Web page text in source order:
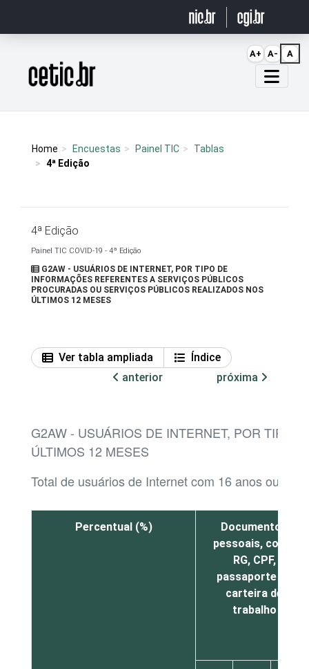
Página inicial
Home Encuestas Painel TIC
Tablas
4ª Edição
4ª Edição
Painel TIC COVID-19 - 4ª Edição
G2AW - USUÁRIOS DE INTERNET, POR TIPO DE
INFORMAÇÕES REFERENTES A SERVIÇOS PÚBLICOS
PROCURADAS OU SERVIÇOS PÚBLICOS REALIZADOS NOS
ÚLTIMOS 12 MESES
Ver tabla ampliada
Índice
anterior
próxima
G2AW - USUÁRIOS DE INTERNET, POR TIPO
ÚLTIMOS 12 MESES
Total de usuários de Internet com 16 anos ou mais
Percentual (%)
Documentos
pessoais, como
RG, CPF,
passaporte ou
carteira de
trabalho
A+ A- A